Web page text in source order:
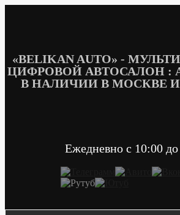
«BELIKAN AUTO» -
ЦИФРОВОЙ АВТОСАЛОН :
В НАЛИЧИИ В МОСКВЕ И
Ежедневно c 10:00